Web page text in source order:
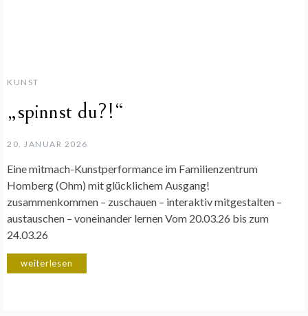
KUNST
„spinnst du?!“
20. JANUAR 2026
Eine mitmach-Kunstperformance im Familienzentrum
Homberg (Ohm) mit glücklichem Ausgang!
zusammenkommen – zuschauen – interaktiv mitgestalten –
austauschen – voneinander lernen Vom 20.03.26 bis zum
24.03.26
weiterlesen